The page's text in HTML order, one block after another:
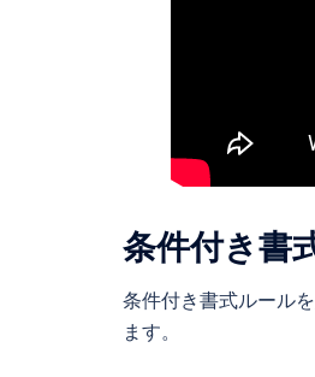
条件付き書
条件付き書式ルール
ます。